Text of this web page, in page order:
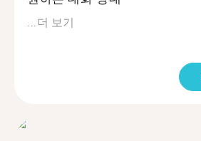
...더 보기